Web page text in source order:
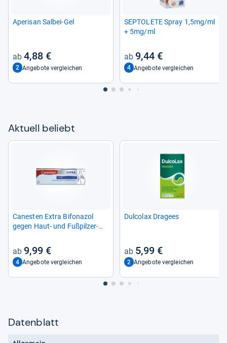
Ape­ri­san Sal­bei-​Gel
4,88 €
2 Angebote vergleichen
SEP­TO­LETE Spray 1,5mg/ml
+ 5mg/ml
9,44 €
4 Angebote vergleichen
Aktu­ell beliebt
Canes­ten Extra Bifona­zol
gegen Haut-​ und Fuß­pil­zer­
9,99 €
4 Angebote vergleichen
Dul­co­lax Dra­gees
5,99 €
2 Angebote vergleichen
Datenblatt